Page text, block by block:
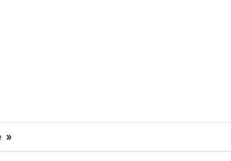
»
Kebangkitan